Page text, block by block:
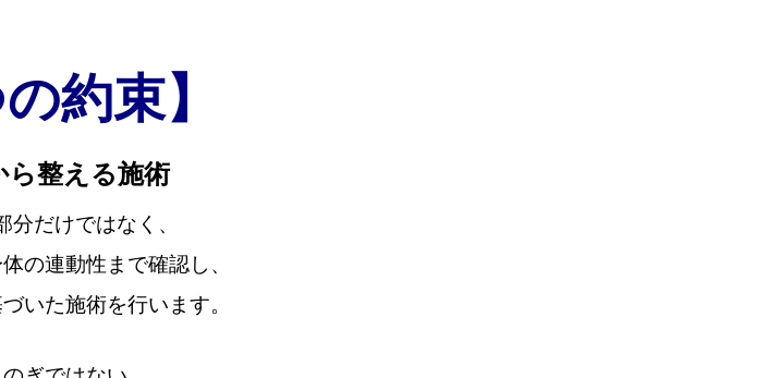
約束】
整える施術
分だけではなく、
の連動性まで確認し、
いた施術を行います。